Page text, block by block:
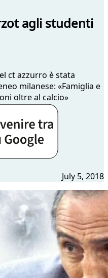
agli studenti
ct azzurro è stata
milanese: «Famiglia e
oltre al calcio»
July 5, 2018